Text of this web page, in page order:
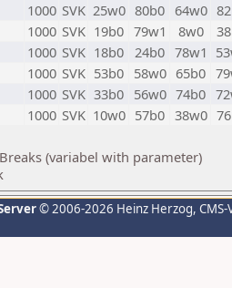
1000 SVK 25w0 80b0 64w0
1000 SVK 19b0 79w1 8w0
1000 SVK 18b0 24b0 78w1
1000 SVK 53b0 58w0 65b0
1000 SVK 33b0 56w0 74b0
1000 SVK 10w0 57b0 38w0
(variabel with parameter)
© 2006-2026 Heinz Herzog,